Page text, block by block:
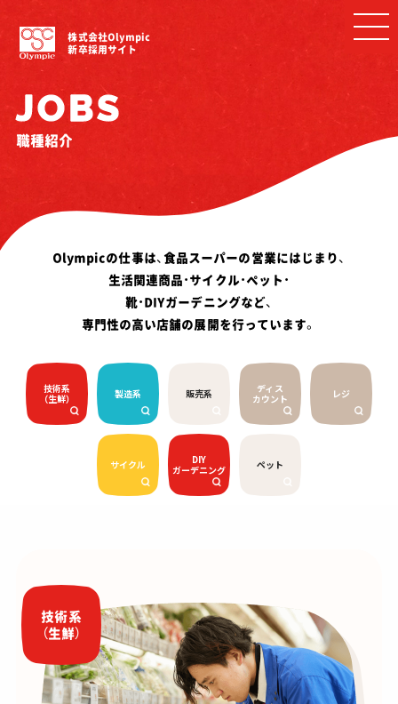
株式会社Olympic
新卒採用サイト
JOBS
職種紹介
Olympicの仕事は、食品スーパーの営業にはじまり、
生活関連商品・サイクル・ペット・
靴・DIYガーデニングなど、
専門性の高い店舗の展開を行っています。
技術系
（生鮮）
製造系 販売系
ディス
カウント
レジ
サイクル
DIY
ガーデニング
ペット
技術系
（生鮮）